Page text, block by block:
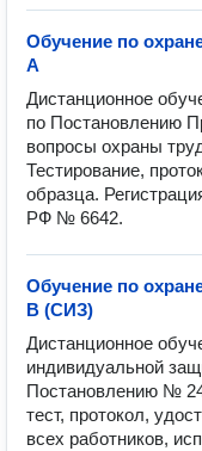
Обучение по
А
Дистанционное
по Постановлению
вопросы охраны
Тестирование,
образца.
РФ № 6642.
Обучение по
В (СИЗ)
Дистанционное
индивидуальной
Постановлению №
тест, протокол,
всех работников,